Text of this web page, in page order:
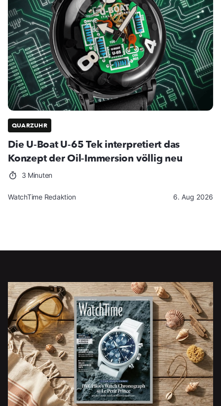
QUARZUHR
Die U-Boat U-65 Tek interpretiert das
Konzept der Oil-Immersion völlig neu
3 Minuten
WatchTime Redaktion 6. Aug 2026